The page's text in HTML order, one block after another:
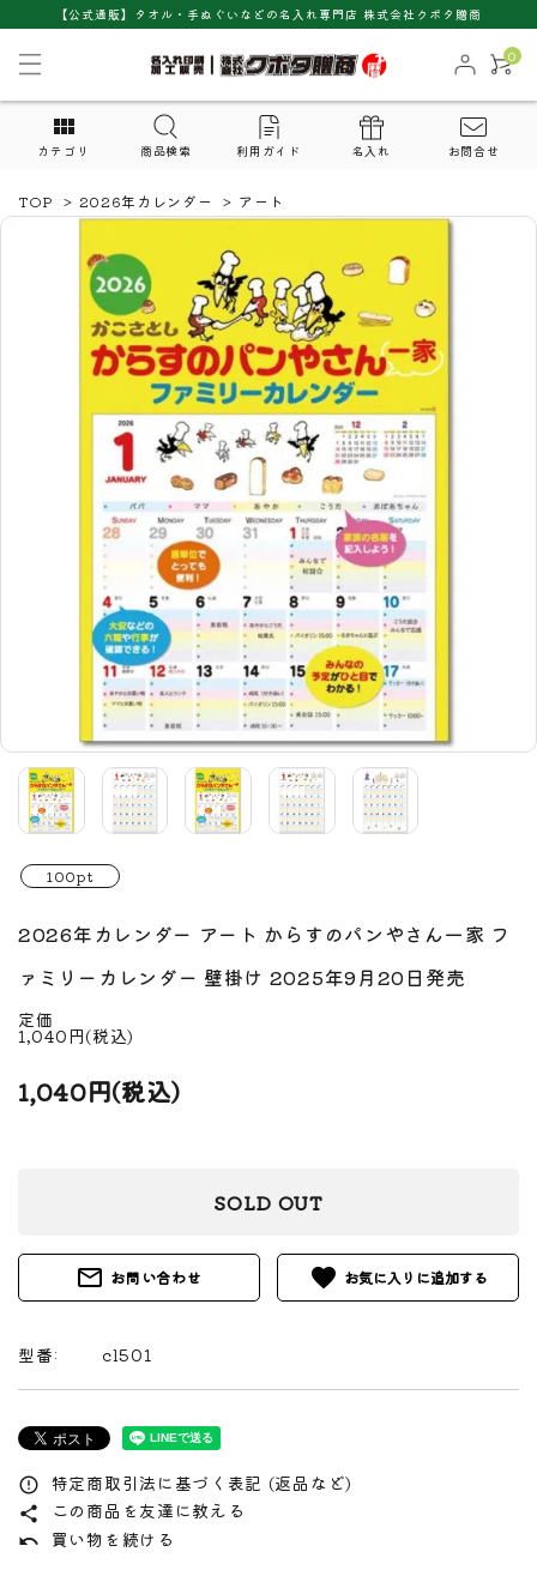
【公式通販】タオル・手ぬぐいなどの名入れ専門店 株式会社クボタ贈商
0
カテゴリ 商品検索 利用ガイド 名入れ お問合せ
TOP > 2026年カレンダー > アート
100pt
2026年カレンダー アート からすのパンやさん一家 フ
ァミリーカレンダー 壁掛け 2025年9月20日発売
定価
1,040円(税込)
1,040円(税込)
SOLD OUT
mail_outline お問い合わせ favorite
型番: cl501
error_outline 特定商取引法に基づく表記 (返品など)
share この商品を友達に教える
undo 買い物を続ける